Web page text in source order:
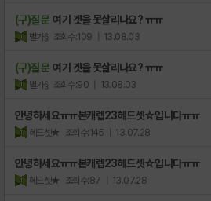
(구)질문 여기 겟을 못살리나요? ㅠㅠ
별가§ 조회수:109 | 13.08.03
(구)질문 여기 겟을 못살리나요? ㅠㅠ
별가§ 조회수:90 | 13.08.03
안녕하세요ㅠㅠ본캐렙23헤드셋☆입니다ㅠㅠ
헤드셋★ 조회수:145 | 13.07.28
안녕하세요ㅠㅠ본캐렙23헤드셋☆입니다ㅠㅠ
헤드셋★ 조회수:87 | 13.07.28